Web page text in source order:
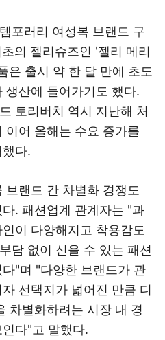
포러리 여성복 브랜드 구
의 젤리슈즈인 '젤리 메리
은 출시 약 한 달 만에 초도
생산에 들어가기도 했다.
토리버치 역시 지난해 처
이어 올해는 수요 증가를
다.
랜드 간 차별화 경쟁도
. 패션업계 관계자는 "과
이 다양해지고 착용감도
담 없이 신을 수 있는 패션
"며 "다양한 브랜드가 관
선택지가 넓어진 만큼 디
차별화하려는 시장 내 경
다"고 말했다.